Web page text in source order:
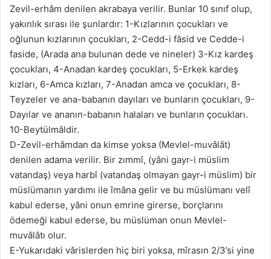
Zevil-erhâm denilen akrabaya verilir. Bunlar 10 sınıf olup,
yakınlık sırası ile şunlardır: 1-Kızlarının çocukları ve
oğlunun kızlarının çocukları, 2-Cedd-i fâsid ve Cedde-i
faside, (Arada ana bulunan dede ve nineler) 3-Kız kardeş
çocukları, 4-Anadan kardeş çocukları, 5-Erkek kardeş
kızları, 6-Amca kızları, 7-Anadan amca ve çocukları, 8-
Teyzeler ve ana-babanın dayıları ve bunların çocukları, 9-
Dayılar ve ananın-babanın halaları ve bunların çocukları.
10-Beytülmâldir.
D-Zevil-erhâmdan da kimse yoksa (Mevlel-muvâlât)
denilen adama verilir. Bir zımmî, (yâni gayr-i müslim
vatandaş) veya harbî (vatandaş olmayan gayr-i müslim) bir
müslümanın yardımı ile îmâna gelir ve bu müslümanı velî
kabul ederse, yâni onun emrine girerse, borçlarını
ödemeği kabul ederse, bu müslüman onun Mevlel-
muvâlâtı olur.
E-Yukarıdaki vârislerden hiç biri yoksa, mîrasın 2/3’si yine